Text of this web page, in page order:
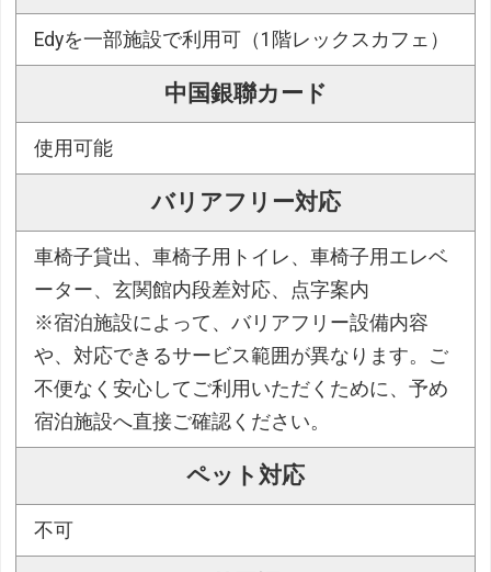
Edyを一部施設で利用可（1階レックスカフェ）
中国銀聯カード
使用可能
バリアフリー対応
車椅子貸出、車椅子用トイレ、車椅子用エレベ
ーター、玄関館内段差対応、点字案内
※宿泊施設によって、バリアフリー設備内容
や、対応できるサービス範囲が異なります。ご
不便なく安心してご利用いただくために、予め
宿泊施設へ直接ご確認ください。
ペット対応
不可